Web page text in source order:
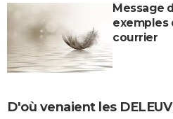
Message
exemples
courrier
D'où venaient les